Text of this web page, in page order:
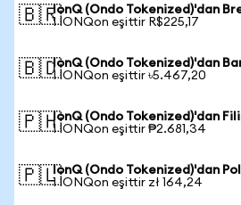
🇧🇷IonQ (Ondo Tokenized)'dan
1 IONQon eşittir R$225,17
🇧🇩IonQ (Ondo Tokenized)'dan
1 IONQon eşittir ৳5.467,20
🇵🇭IonQ (Ondo Tokenized)'dan
1 IONQon eşittir ₱2.681,34
🇵🇱IonQ (Ondo Tokenized)'dan
1 IONQon eşittir zł 164,24